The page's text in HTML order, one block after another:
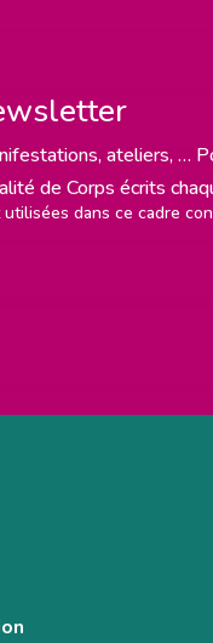
ateliers, …
de Corps écrits
dans ce cadre